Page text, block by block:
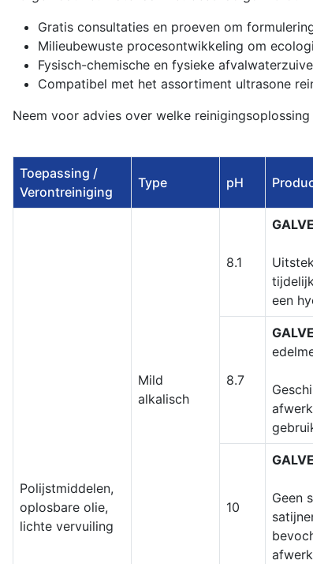
Gratis consultaties en proeven om
Milieubewuste procesontwikkeling om
Fysisch-chemische en fysieke
Compatibel met het assortiment ultrasone
Neem voor advies over welke
Toepassing /
Verontreiniging
Type pH
Polijstmiddelen,
oplosbare olie,
lichte vervuiling
Mild
alkalisch
8.1
een
8.7
10
Geen